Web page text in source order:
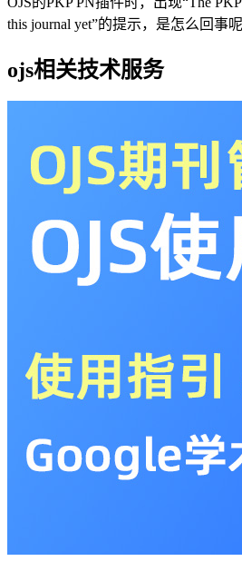
this journal yet”的提示，是怎么回事
ojs相关技术服务